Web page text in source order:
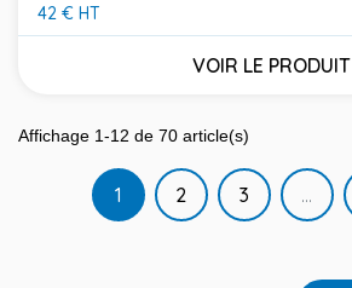
42 € HT
Prix
VOIR LE PRODUIT
Affichage 1-12 de 70 article(s)
1 2 3 …